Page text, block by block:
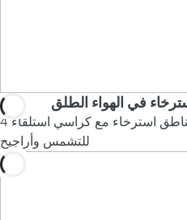
في الهواء الطلق
4 حمامات سباحة وجاكوزي ومناطق استرخاء مع كراسي استلقاء
للتشمس وأراجيح